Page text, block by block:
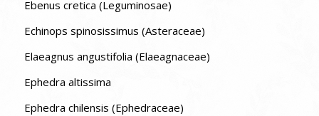
Ebenus cretica (Leguminosae)
Echinops spinosissimus (Asteraceae)
Elaeagnus angustifolia (Elaeagnaceae)
Ephedra altissima
Ephedra chilensis (Ephedraceae)